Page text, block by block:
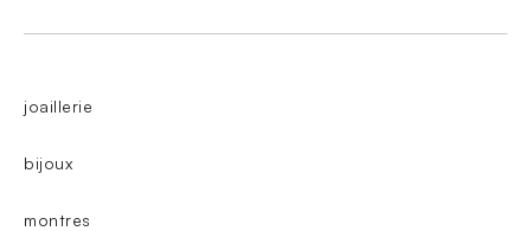
joaillerie
bijoux
montres